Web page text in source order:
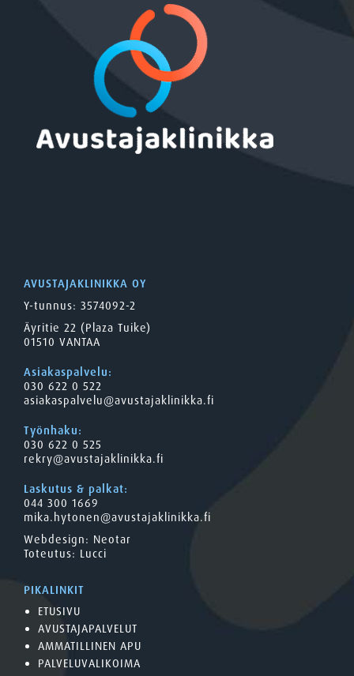
AVUSTAJAKLINIKKA OY
Y-tunnus: 3574092-2
Äyritie 22 (Plaza Tuike)
01510 VANTAA
Asiakaspalvelu:
030 622 0 522
asiakaspalvelu@avustajaklinikka.fi
Työnhaku:
030 622 0 525
rekry@avustajaklinikka.fi
Laskutus & palkat:
044 300 1669
mika.hytonen@avustajaklinikka.fi
Webdesign: Neotar
Toteutus: Lucci
PIKALINKIT
ETUSIVU
AVUSTAJAPALVELUT
AMMATILLINEN APU
PALVELUVALIKOIMA